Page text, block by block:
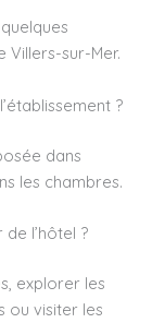
Villers-sur-Mer.
?
dans
les chambres.
l’hôtel ?
explorer les
ou visiter les